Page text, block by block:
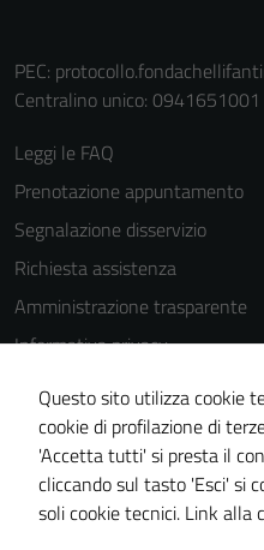
PEC:
Centralino unico: 0941651001
Leggi le FAQ
Prenotazione appuntamento
Segnalazione disservizio
Richiesta assistenza
Amministrazione trasparente
Informativa privacy
Cookie Policy
Note legali
Dichiarazione di accessibilità
Piano di miglioramento del sito
Questo sito utilizza cookie
cookie di profilazione di
'Accetta tutti' si presta il
cliccando sul tasto 'Esci' si
soli cookie tecnici. Link alla